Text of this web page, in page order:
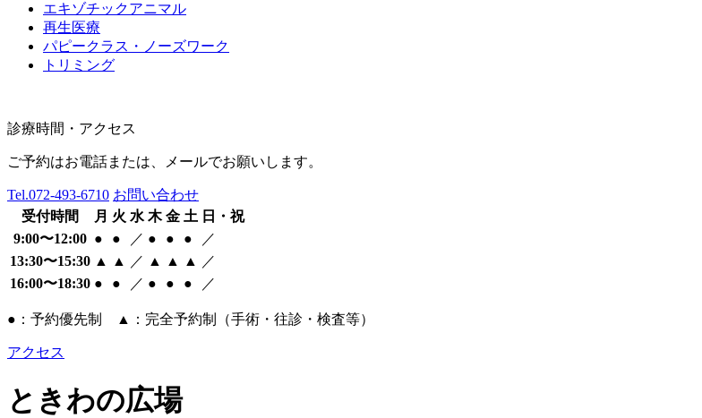
エキゾチックアニマル
再生医療
パピークラス・ノーズワーク
トリミング
診療時間・アクセス
ご予約はお電話または、メールでお願いします。
Tel.072-493-6710 お問い合わせ
受付時間
月 火 水 木 金 土 日・祝
9:00〜12:00 ● ● ／ ● ● ●
／
13:30〜15:30 ▲ ▲ ／ ▲ ▲ ▲
／
16:00〜18:30 ● ● ／ ● ● ● ／
●：予約優先制 ▲：完全予約制（手術・往診・検査等）
アクセス
ときわの広場